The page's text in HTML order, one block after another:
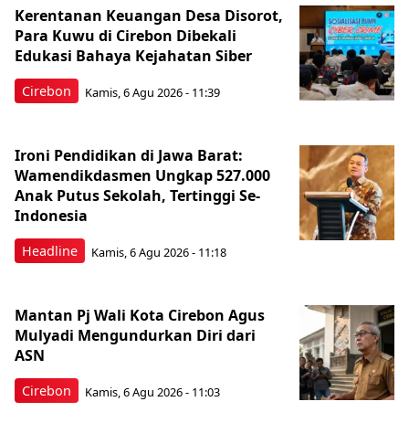
Cirebon
Kerentanan Keuangan Desa Disorot,
Para Kuwu di Cirebon Dibekali
Edukasi Bahaya Kejahatan Siber
Kamis, 6 Agu 2026 - 11:39
Headline
Ironi Pendidikan di Jawa Barat:
Wamendikdasmen Ungkap 527.000
Anak Putus Sekolah, Tertinggi Se-
Indonesia
Kamis, 6 Agu 2026 - 11:18
Cirebon
Mantan Pj Wali Kota Cirebon Agus
Mulyadi Mengundurkan Diri dari
ASN
Kamis, 6 Agu 2026 - 11:03